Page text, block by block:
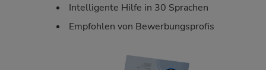
Intelligente Hilfe in 30 Sprachen
Empfohlen von Bewerbungsprofis